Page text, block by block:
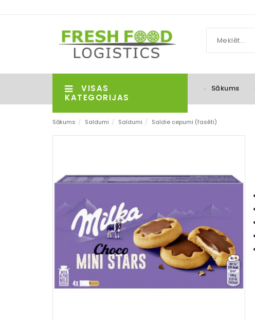
VISAS
KATEGORIJAS
Sākums
Sākums / Saldumi / Saldumi / Saldie cepumi (fasēti)